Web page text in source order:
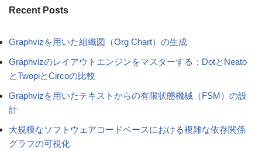
Recent Posts
Graphvizを用いた組織図（Org Chart）の生成
Graphvizのレイアウトエンジンをマスターする：DotとNeato
とTwopiとCircoの比較
Graphvizを用いたテキストからの有限状態機械（FSM）の設
計
大規模なソフトウェアコードベースにおける複雑な依存関係
グラフの可視化